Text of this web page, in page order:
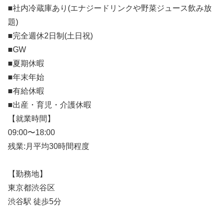
■社内冷蔵庫あり(エナジードリンクや野菜ジュース飲み放
題)
■完全週休2日制(土日祝)
■GW
■夏期休暇
■年末年始
■有給休暇
■出産・育児・介護休暇
【就業時間】
09:00〜18:00
残業:月平均30時間程度
【勤務地】
東京都渋谷区
渋谷駅 徒歩5分